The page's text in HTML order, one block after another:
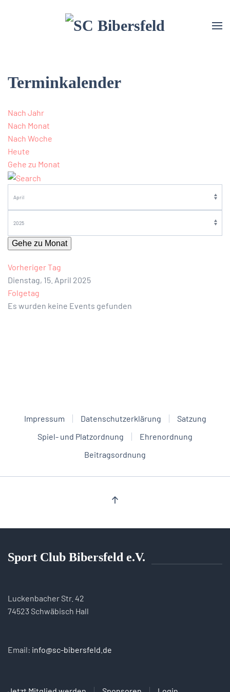
Terminkalender
Nach Jahr
Nach Monat
Nach Woche
Heute
Gehe zu Monat
Gehe zu Monat
Vorheriger Tag
Dienstag, 15. April 2025
Folgetag
Es wurden keine Events gefunden
Impressum Datenschutzerklärung
Satzung
Spiel- und Platzordnung
Ehrenordnung
Beitragsordnung
Sport Club Bibersfeld e.V.
Luckenbacher Str. 42
74523 Schwäbisch Hall
Email: info@sc-bibersfeld.de